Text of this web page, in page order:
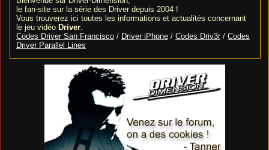
le fan-site sur la série des Driver depuis 2004 !
Vous trouverez ici toutes les informations et actualités concernant
le jeu vidéo Driver.
Codes Driver San Francisco / Driver iPhone / Codes Driv3r/ Codes
Driver Parallel Lines